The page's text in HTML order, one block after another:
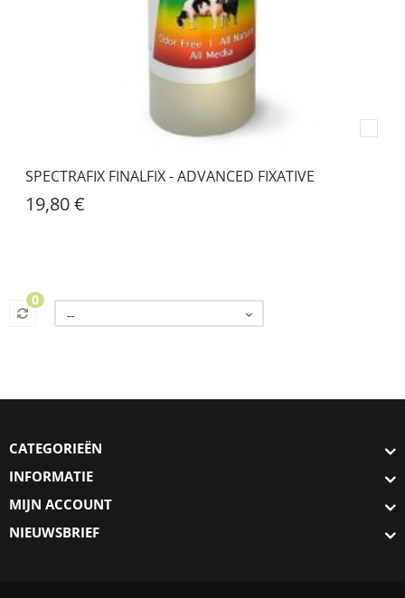
SPECTRAFIX FINALFIX - ADVANCED FIXATIVE
19,80 €
0
--
CATEGORIEËN
INFORMATIE
MIJN ACCOUNT
NIEUWSBRIEF